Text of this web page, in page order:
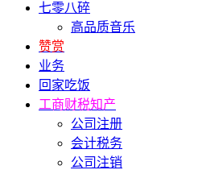
七零八碎
高品质音乐
赞赏
业务
回家吃饭
工商财税知产
公司注册
会计税务
公司注销